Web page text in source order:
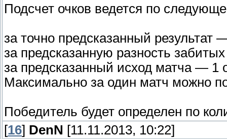
Подсчет очков ведется по
за точно предсказанный результат
за предсказанную разность
за предсказанный исход матча — 1
Максимально за один матч можно
Победитель будет определен по
[16] DenN [11.11.2013, 10:22]